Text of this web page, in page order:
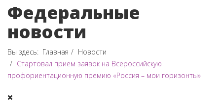
Федеральные
новости
Вы здесь: Главная
Новости
Стартовал прием заявок на Всероссийскую
профориентационную премию «Россия – мои горизонты»